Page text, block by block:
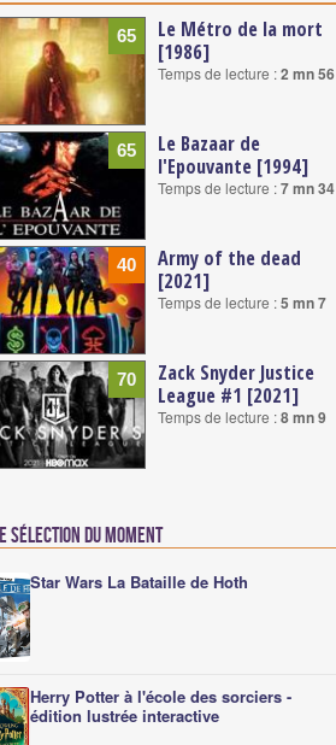
65
Le Métro de la mort
[1986]
Temps de lecture :2 mn 56
65
Le Bazaar de
l'Epouvante [1994]
Temps de lecture :7 mn 34
40
Army of the dead
[2021]
Temps de lecture :5 mn 7
70
Zack Snyder Justice
League #1 [2021]
Temps de lecture :8 mn 9
sélection du moment
Star Wars La Bataille de Hoth
Herry Potter à l'école des sorciers -
édition lustrée interactive